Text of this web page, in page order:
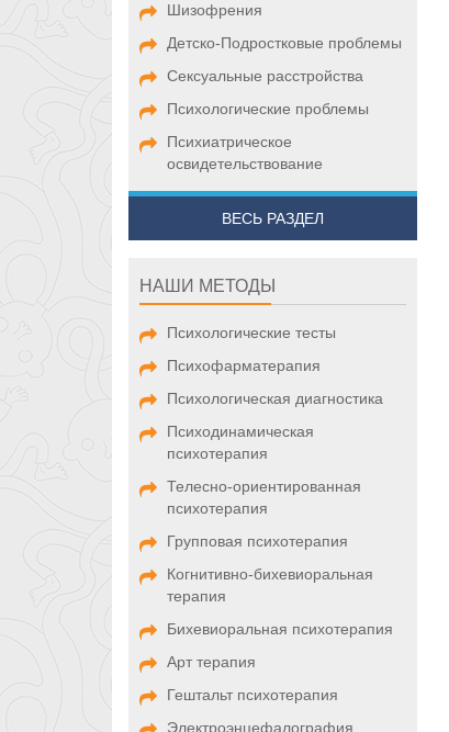
Шизофрения
Детско-Подростковые проблемы
Сексуальные расстройства
Психологические проблемы
Психиатрическое
освидетельствование
ВЕСЬ РАЗДЕЛ
НАШИ МЕТОДЫ
Психологические тесты
Психофарматерапия
Психологическая диагностика
Психодинамическая
психотерапия
Телесно-ориентированная
психотерапия
Групповая психотерапия
Когнитивно-бихевиоральная
терапия
Бихевиоральная психотерапия
Арт терапия
Гештальт психотерапия
Электроэнцефалография